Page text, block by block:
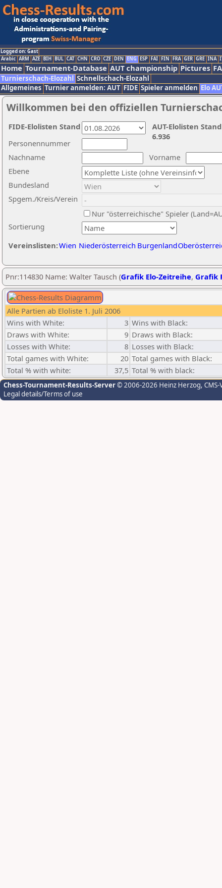
Logged on: Gast
Arabic ARM AZE BIH BUL CAT CHN CRO CZE DEN ENG ESP FAI FIN FRA GER GRE INA
Home Tournament-Database AUT championship Pictures
Turnierschach-Elozahl Schnellschach-Elozahl
Allgemeines Turnier anmelden: AUT FIDE Spieler anmelden Elo
Willkommen bei den offiziellen
Nachname
Vorname
Ebene
Sortierung
Personennummer
Bundesland
Spgem./Kreis/Verein
Nur "österreichische" Spieler
Vereinslisten:Wien Niederösterreich Burgenland
AUT-Elolisten
6.936
FIDE-Elolisten Stand
Pnr:114830 Name: Walter Tausch (Grafik Elo-Zeitreihe, Grafik
Alle Partien ab Eloliste 1. Juli 2006
Wins with White:
3 Wins with Black:
Draws with White:
9 Draws with Black:
Losses with White:
8 Losses with Black:
Total games with White:
20 Total games with Black:
Total % with white:
37,5 Total % with black:
Chess-Tournament-Results-Server© 2006-2026 Heinz Herzog,
Legal details/Terms of use